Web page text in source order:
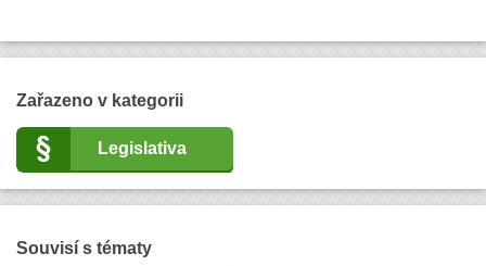
Zařazeno v kategorii
Legislativa
Souvisí s tématy